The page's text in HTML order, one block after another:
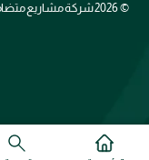
2026 ©شركة مشاريع